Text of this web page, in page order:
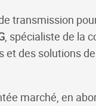
transmission
, spécialiste de la
et des solutions
marché, en